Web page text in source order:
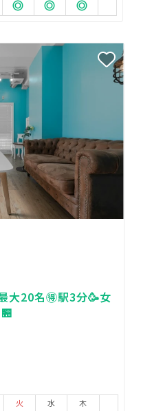
大20名🉐駅3分🥳女
火
水
木